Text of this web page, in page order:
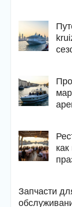
Запчасти